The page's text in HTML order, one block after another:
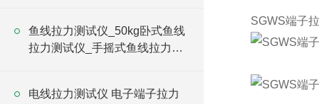
鱼线拉力测试仪_50kg卧式鱼线
拉力测试仪_手摇式鱼线拉力试
电线拉力测试仪 电子端子拉力
SGWS端子